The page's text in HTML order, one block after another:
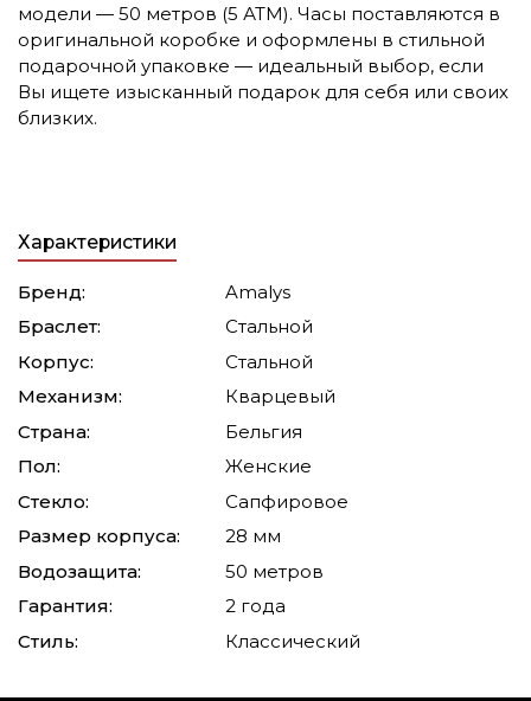
модели — 50 метров (5 АТМ). Часы поставляются в
оригинальной коробке и оформлены в стильной
подарочной упаковке — идеальный выбор, если
Вы ищете изысканный подарок для себя или своих
близких.
Характеристики
Бренд:
Amalys
Браслет:
Стальной
Корпус:
Стальной
Механизм:
Кварцевый
Страна:
Бельгия
Пол:
Женские
Стекло:
Сапфировое
Размер корпуса:
28 мм
Водозащита:
50 метров
Гарантия:
2 года
Стиль:
Классический